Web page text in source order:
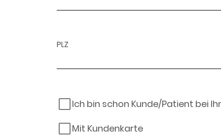
PLZ
Ich bin schon Kunde/Patient bei
Mit Kundenkarte